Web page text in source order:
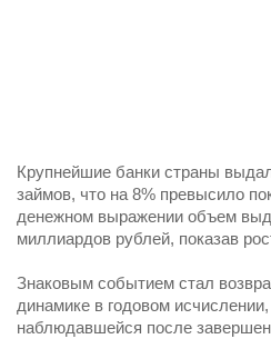
Крупнейшие банки страны
займов, что на 8% превысило
денежном выражении объем
миллиардов рублей, показав
Знаковым событием стал
динамике в годовом
наблюдавшейся после